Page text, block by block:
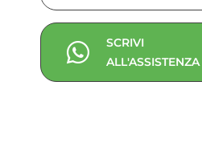
SCRIVI
ALL'ASSISTENZA